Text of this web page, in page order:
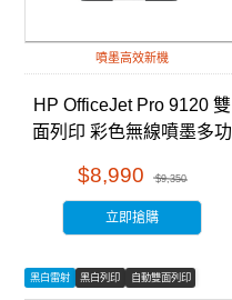
噴墨高效新機
HP OfficeJet Pro 9120 雙
面列印 彩色無線噴墨多功
$8,990 $9,350
立即搶購
黑白雷射 黑白列印 自動雙面列印